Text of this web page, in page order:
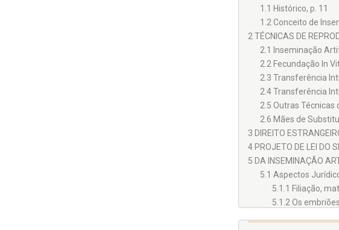
1.1 Histórico, p. 11
1.2 Conceito de
2 TÉCNICAS DE
2.1 Inseminação
2.2 Fecundação In
2.3 Transferência
2.4 Transferência
2.5 Outras Técnicas
2.6 Mães de
3 DIREITO
4 PROJETO DE LEI DO
5 DA INSEMINAÇÃO
5.1 Aspectos
5.1.1 Filiação,
5.1.2 Os